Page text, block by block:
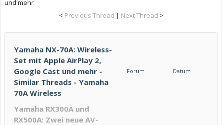
und mehr
< Previous Thread | Next Thread >
Yamaha NX-70A: Wireless-
Set mit Apple AirPlay 2,
Google Cast und mehr -
Similar Threads - Yamaha
70A Wireless
Forum Datum
Yamaha RX300A und
RX500A: Zwei neue AV-